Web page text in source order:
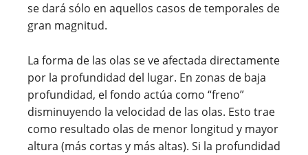
se dará sólo en aquellos casos de temporales de
gran magnitud.
La forma de las olas se ve afectada directamente
por la profundidad del lugar. En zonas de baja
profundidad, el fondo actúa como “freno”
disminuyendo la velocidad de las olas. Esto trae
como resultado olas de menor longitud y mayor
altura (más cortas y más altas). Si la profundidad